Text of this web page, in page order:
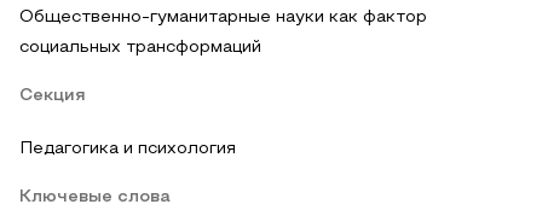
Общественно-гуманитарные науки как фактор
социальных трансформаций
Секция
Педагогика и психология
Ключевые слова